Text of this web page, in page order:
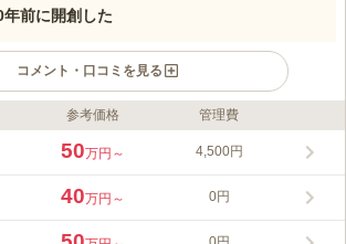
前に開創した
コメント・口コミを見る
コメント
明朝様式を取り入れた伽藍配置です。創建当時のま
国から渡来した僧侶がほとんで、お勤めの作法や梵
統が受け継がれています。建造物、儀式などすべて
参考価格 管理費
50万円～ 4,500円
40万円～ 0円